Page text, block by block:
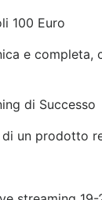
100 Euro
e
di Successo
un prodotto